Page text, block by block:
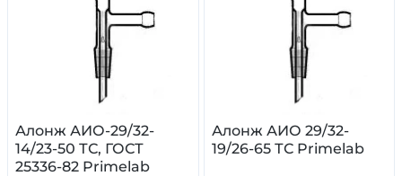
Алонж АИО-29/32-
14/23-50 ТС, ГОСТ
25336-82 Primelab
Алонж АИО 29/32-
19/26-65 ТС Primelab